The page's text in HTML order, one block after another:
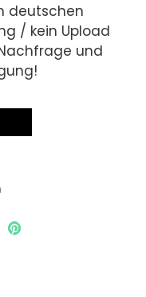
deutschen
/ kein Upload
und